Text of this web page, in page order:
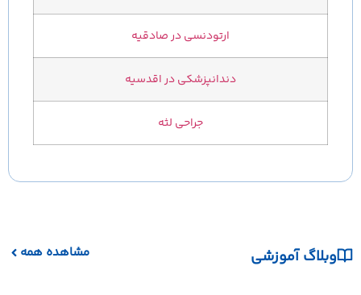
ارتودنسی در صادقیه
دندانپزشکی در اقدسیه
جراحی لثه
وبلاگ آموزشی مشاهده همه